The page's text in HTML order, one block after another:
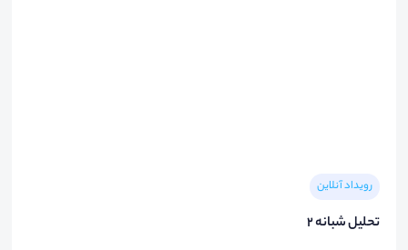
رویداد آنلاین
تحلیل شبانه ۲